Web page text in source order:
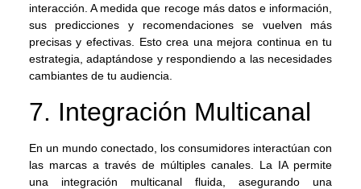
interacción. A medida que recoge más datos e información,
sus predicciones y recomendaciones se vuelven más
precisas y efectivas. Esto crea una mejora continua en tu
estrategia, adaptándose y respondiendo a las necesidades
cambiantes de tu audiencia.
7. Integración Multicanal
En un mundo conectado, los consumidores interactúan con
las marcas a través de múltiples canales. La IA permite
una integración multicanal fluida, asegurando una